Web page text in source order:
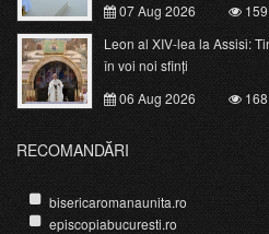
07 Aug 2026 159
Leon al XIV-lea la Assisi:
în voi noi sfinți
06 Aug 2026
168
RECOMANDĂRI
bisericaromanaunita.ro
episcopiabucuresti.ro